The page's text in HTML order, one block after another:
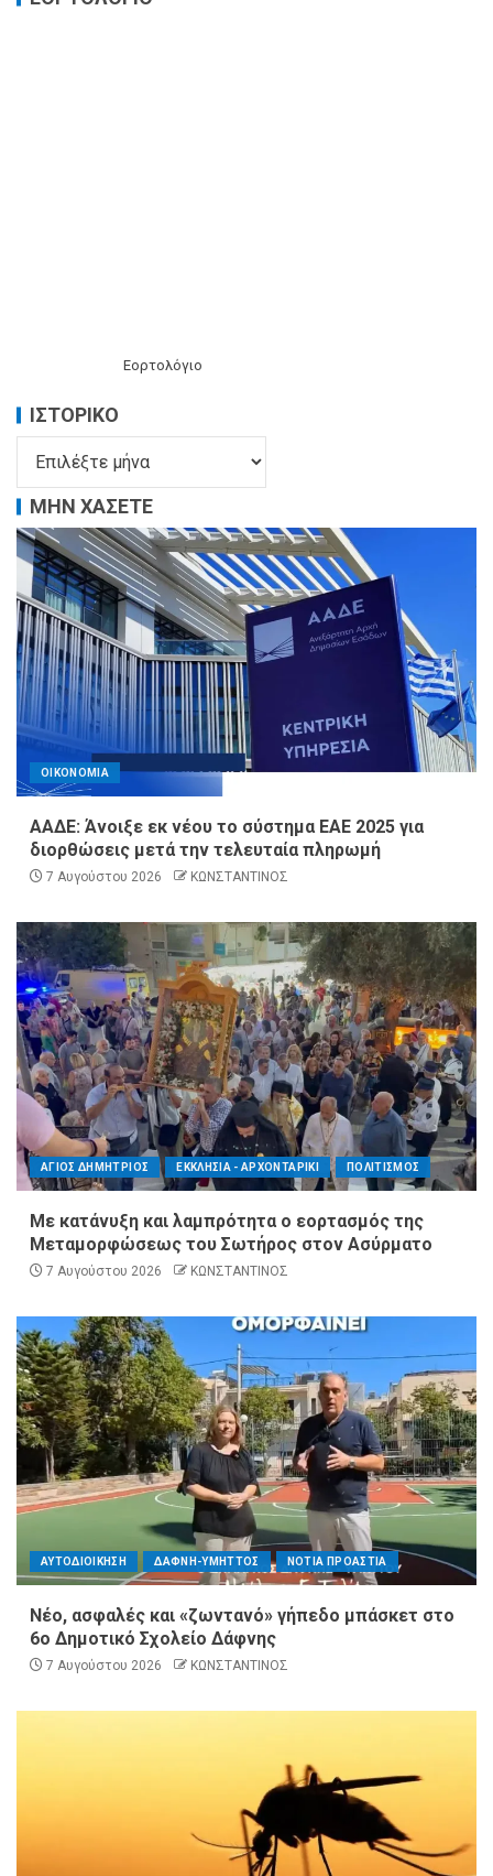
Εορτολόγιο
ΙΣΤΟΡΙΚΌ
ΜΗΝ ΧΑΣΕΤΕ
ΟΙΚΟΝΟΜΙΑ
ΑΑΔΕ: Άνοιξε εκ νέου το σύστημα ΕΑΕ 2025 για
διορθώσεις μετά την τελευταία πληρωμή
7 Αυγούστου 2026 ΚΩΝΣΤΑΝΤΙΝΟΣ
ΑΓΙΟΣ ΔΗΜΗΤΡΙΟΣ ΕΚΚΛΗΣΙΑ - ΑΡΧΟΝΤΑΡΙΚΙ ΠΟΛΙΤΙΣΜΟΣ
Με κατάνυξη και λαμπρότητα ο εορτασμός της
Μεταμορφώσεως του Σωτήρος στον Ασύρματο
7 Αυγούστου 2026 ΚΩΝΣΤΑΝΤΙΝΟΣ
ΑΥΤΟΔΙΟΙΚΗΣΗ ΔΑΦΝΗ-ΥΜΗΤΤΟΣ ΝΟΤΙΑ ΠΡΟΑΣΤΙΑ
Νέο, ασφαλές και «ζωντανό» γήπεδο μπάσκετ στο
6ο Δημοτικό Σχολείο Δάφνης
7 Αυγούστου 2026 ΚΩΝΣΤΑΝΤΙΝΟΣ